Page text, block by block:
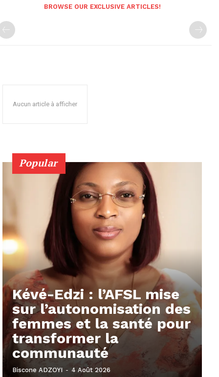
BROWSE OUR EXCLUSIVE ARTICLES!
Aucun article à afficher
Popular
Kévé-Edzi : l’AFSL mise
sur l’autonomisation des
femmes et la santé pour
transformer la
communauté
Biscone ADZOYI - 4 Août 2026